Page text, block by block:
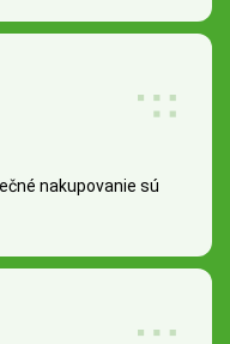
nakupovanie sú